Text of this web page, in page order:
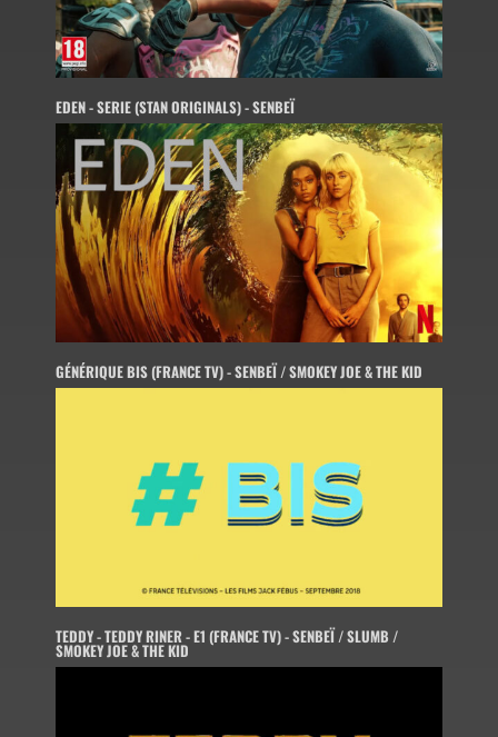
EDEN - SERIE (STAN ORIGINALS) - SENBEÏ
GÉNÉRIQUE BIS (FRANCE TV) - SENBEÏ / SMOKEY JOE & THE KID
TEDDY - TEDDY RINER - E1 (FRANCE TV) - SENBEÏ / SLUMB /
SMOKEY JOE & THE KID